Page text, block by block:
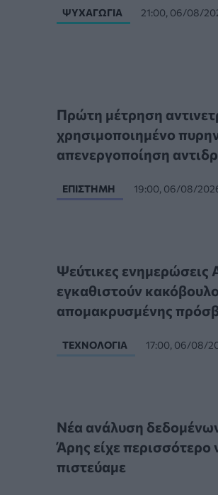
ΨΥΧΑΓΩΓΊΑ 21:00, 06/08/
Πρώτη μέτρηση
χρησιμοποιημένο
απενεργοποίηση
ΕΠΙΣΤΉΜΗ 19:00, 06/08/
Ψεύτικες ενημερώσεις
εγκαθιστούν
απομακρυσμένης
ΤΕΧΝΟΛΟΓΊΑ 17:00, 06/08/
Νέα ανάλυση
Άρης είχε περισσότερο
πιστεύαμε